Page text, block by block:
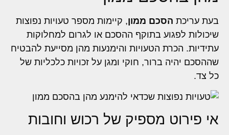
בעת עריכת הסכם ממון, קיימות מספר טעויות נפוצות
שיכולות לפגוע בתוקף ההסכם או לגרום למחלוקות
עתידיות. הכרת הטעויות והימנעות מהן מסייעת להבטיח
שההסכם יהיה ברור, חוקי ומגן על זכויות כלכליות של
כל צד.
אי פירוט מספיק של רכוש וחובות